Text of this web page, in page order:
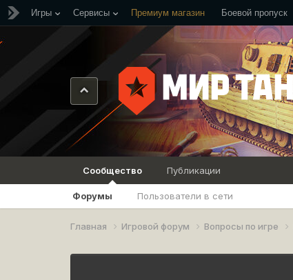
Игры Сервисы Премиум магазин Боевой пропуск
Сообщество
Форумы Пользователи в сети
Публикации
Главная Игровой форум Вопросы по игре